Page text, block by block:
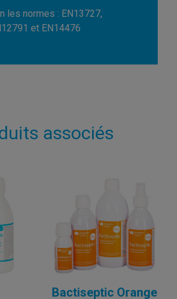
les normes : EN13727,
et EN14476
associés
Bactiseptic Orange